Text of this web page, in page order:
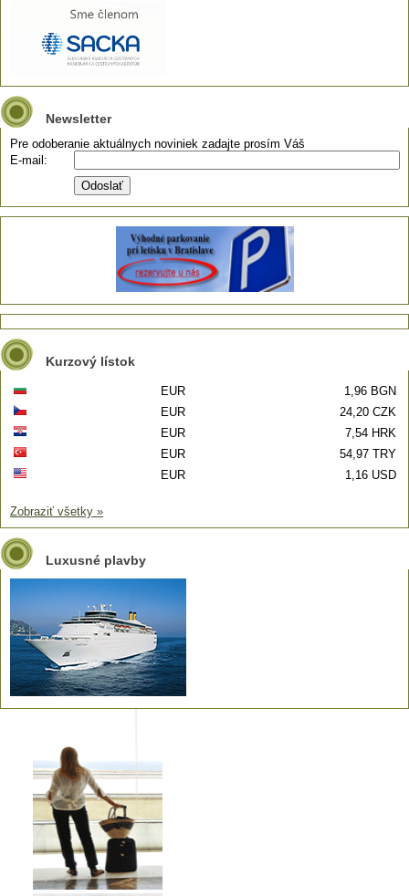
Newsletter
Pre odoberanie aktuálnych noviniek zadajte prosím Váš
E-mail:
Kurzový lístok
EUR
1,96 BGN
EUR
24,20 CZK
EUR
7,54 HRK
EUR
54,97 TRY
EUR
1,16 USD
Zobraziť všetky »
Luxusné plavby